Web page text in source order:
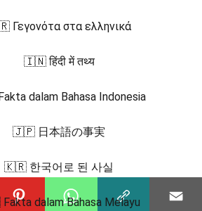
Γεγονότα στα ελληνικά
🇮🇳 हिंदी में तथ्य
dalam Bahasa Indonesia
🇯🇵 日本語の事実
🇰🇷 한국어로 된 사실
dalam Bahasa Melayu